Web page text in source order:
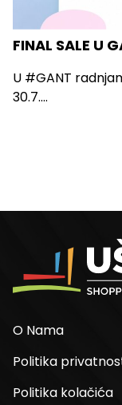
FINAL SALE U
U #GANT
30.7....
O Nama
Politika
Politika kolačića